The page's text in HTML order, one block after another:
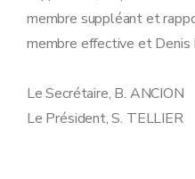
membre suppléant et
membre effective et Denis
Le Secrétaire, B. ANCION
Le Président, S. TELLIER